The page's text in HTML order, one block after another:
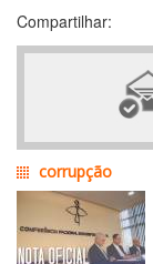
Compartilhar:
corrupção